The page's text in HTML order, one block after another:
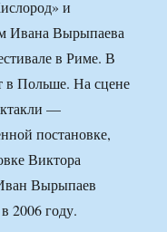
и
Ивана Вырыпаева
в Риме. В
в Польше. На сцене
—
постановке,
Виктора
Вырыпаев
2006 году.